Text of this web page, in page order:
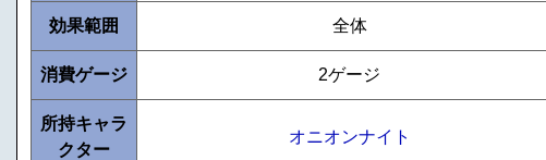
効果範囲 全体
消費ゲージ 2ゲージ
所持キャラ
クター
オニオンナイト